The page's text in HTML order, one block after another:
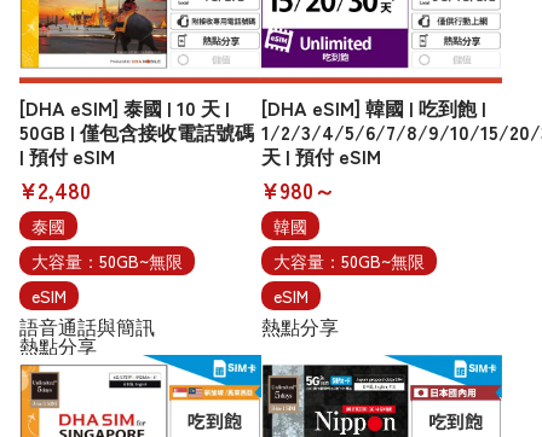
[DHA eSIM] 泰國 | 10 天 |
50GB | 僅包含接收電話號碼
| 預付 eSIM
¥2,480
泰國
大容量：50GB~無限
eSIM
語音通話與簡訊
熱點分享
[DHA eSIM] 韓國 | 吃到飽 |
1/2/3/4/5/6/7/8/9/10/15/20/
天 | 預付 eSIM
¥980～
韓國
大容量：50GB~無限
eSIM
熱點分享